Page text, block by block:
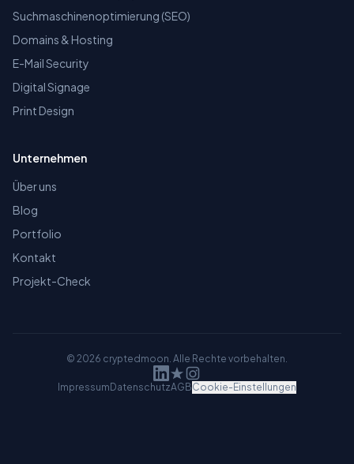
Suchmaschinenoptimierung (SEO)
Domains & Hosting
E-Mail Security
Digital Signage
Print Design
Unternehmen
Über uns
Blog
Portfolio
Kontakt
Projekt-Check
© 2026 cryptedmoon. Alle Rechte vorbehalten.
Impressum DatenschutzAGBCookie-Einstellungen